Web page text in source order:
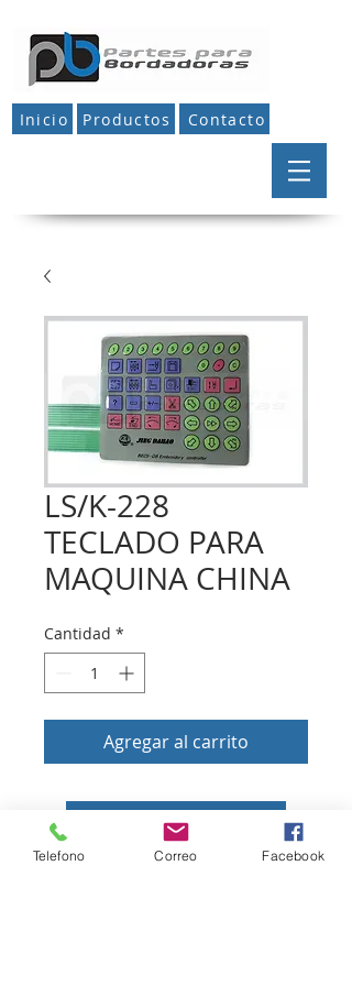
Inicio Productos Contacto
LS/K-228
TECLADO PARA
MAQUINA CHINA
Cantidad *
Agregar al carrito
Volver a tienda
Telefono Correo Facebook